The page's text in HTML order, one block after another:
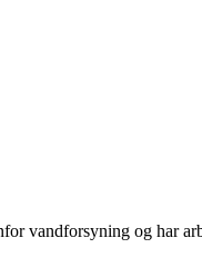
vandforsyning og har